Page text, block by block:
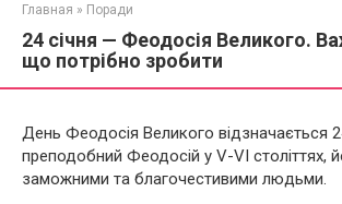
Главная » Поради
24 січня — Феодосія Великого.
що потрібно зробити
День Феодосія Великого відзначається
преподобний Феодосій у V-VI століттях,
заможними та благочестивими людьми.